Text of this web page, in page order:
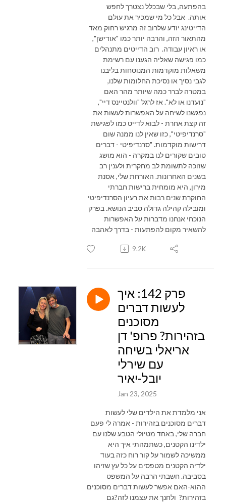
בהפתעה, בלי שבכלל נצטרך לחפש
אותה. אבל כל מי שמכיר את עולם
הדייטינג יודע שלרוב זה מרגיש רחוק מאד
מהתאור הזה, והרבה יותר כמו "אודישן",
או ראיון עבודה. רוב הדייטים מתנהלים
כמו פגישה שאליה הגענו עם רשימת
משאלות מוקדמות המנוסחות בליבנו
לגבי נסיך או נסיכת החלומות שלנו,
במטרה לברר כמה שיותר מהר האם
"נועדנו או לא". אז לרגל "וולנטיינס דיי",
נפגשנו לשיחה על האפשרות לעשות את
זה קצת אחרת - לבוא לדייט כמו לפגישת
"סרנדיפיטי", כזו שאין לנו ממנה שום
דרישות מוקדמות. "סרנדיפיטי - דברים
טובים שקורים לנו במקרה - הוא מושג
שזוכה לתשומת לב מחקרית ולענין רב
בשנים האחרונות. האורחת שלי, אסנת
מירון, היא מומחית ברישות חברתי
החוקרת שנים רבות את רעיון הסרנדיפיטי
ומובילה קהילה גדולה סביב הנושא. בפרק
הנוכחי אנחנו מדברות על האפשרות
להשאיר מקום להפתעות - בדרך לאהבה
9.2K
פרק 142: איך
לעשות דברים
מסוכנים
בזהירות? פרופ' דן
אריאלי בשיחה
עם שירלי
יובל-יאיר
Jan 23, 2025
אני מלמדת את הילדים שלי לעשות
דברים מסוכנים בזהירות - אמרה לי פעם
חברה שלי, באחד מטיולי הטבע שלנו עם
ילדינו הקטנים, כשתמהתי איך היא
ממשיכה לשמור על קור רוח כזה בעוד
ילדיה הקטנים מטפסים על כל עץ שזיהו
בסביבה. חשבתי הרבה על המשפט
ההוא-האם אפשר לעשות דברים מסוכנים
בזהירות? ולחנך את עצמנו לזה?גם